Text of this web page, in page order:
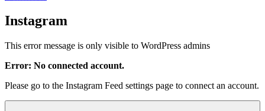
Instagram
This error message is only visible to WordPress admins
Error: No connected account.
Please go to the Instagram Feed settings page to connect an account.